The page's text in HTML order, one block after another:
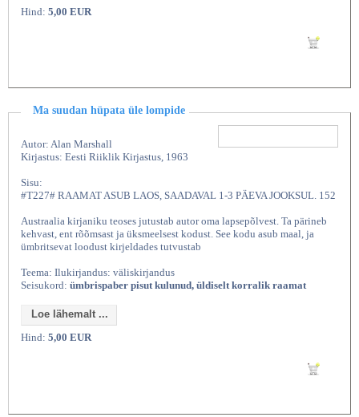
Hind: 5,00 EUR
Ma suudan hüpata üle lompide
Autor: Alan Marshall
Kirjastus: Eesti Riiklik Kirjastus, 1963
Sisu:
#T227# RAAMAT ASUB LAOS, SAADAVAL 1-3 PÄEVA JOOKSUL. 152
Austraalia kirjaniku teoses jutustab autor oma lapsepõlvest. Ta pärineb
kehvast, ent rõõmsast ja üksmeelsest kodust. See kodu asub maal, ja
ümbritsevat loodust kirjeldades tutvustab
Teema: Ilukirjandus: väliskirjandus
Seisukord: ümbrispaber pisut kulunud, üldiselt korralik raamat
Loe lähemalt ...
Hind: 5,00 EUR